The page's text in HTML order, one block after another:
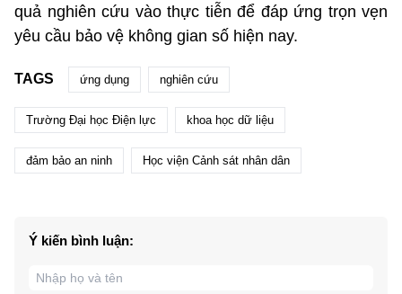
quả nghiên cứu vào thực tiễn để đáp ứng trọn vẹn
yêu cầu bảo vệ không gian số hiện nay.
TAGS ứng dụng nghiên cứu
Trường Đại học Điện lực khoa học dữ liệu
đảm bảo an ninh Học viện Cảnh sát nhân dân
Ý kiến bình luận: